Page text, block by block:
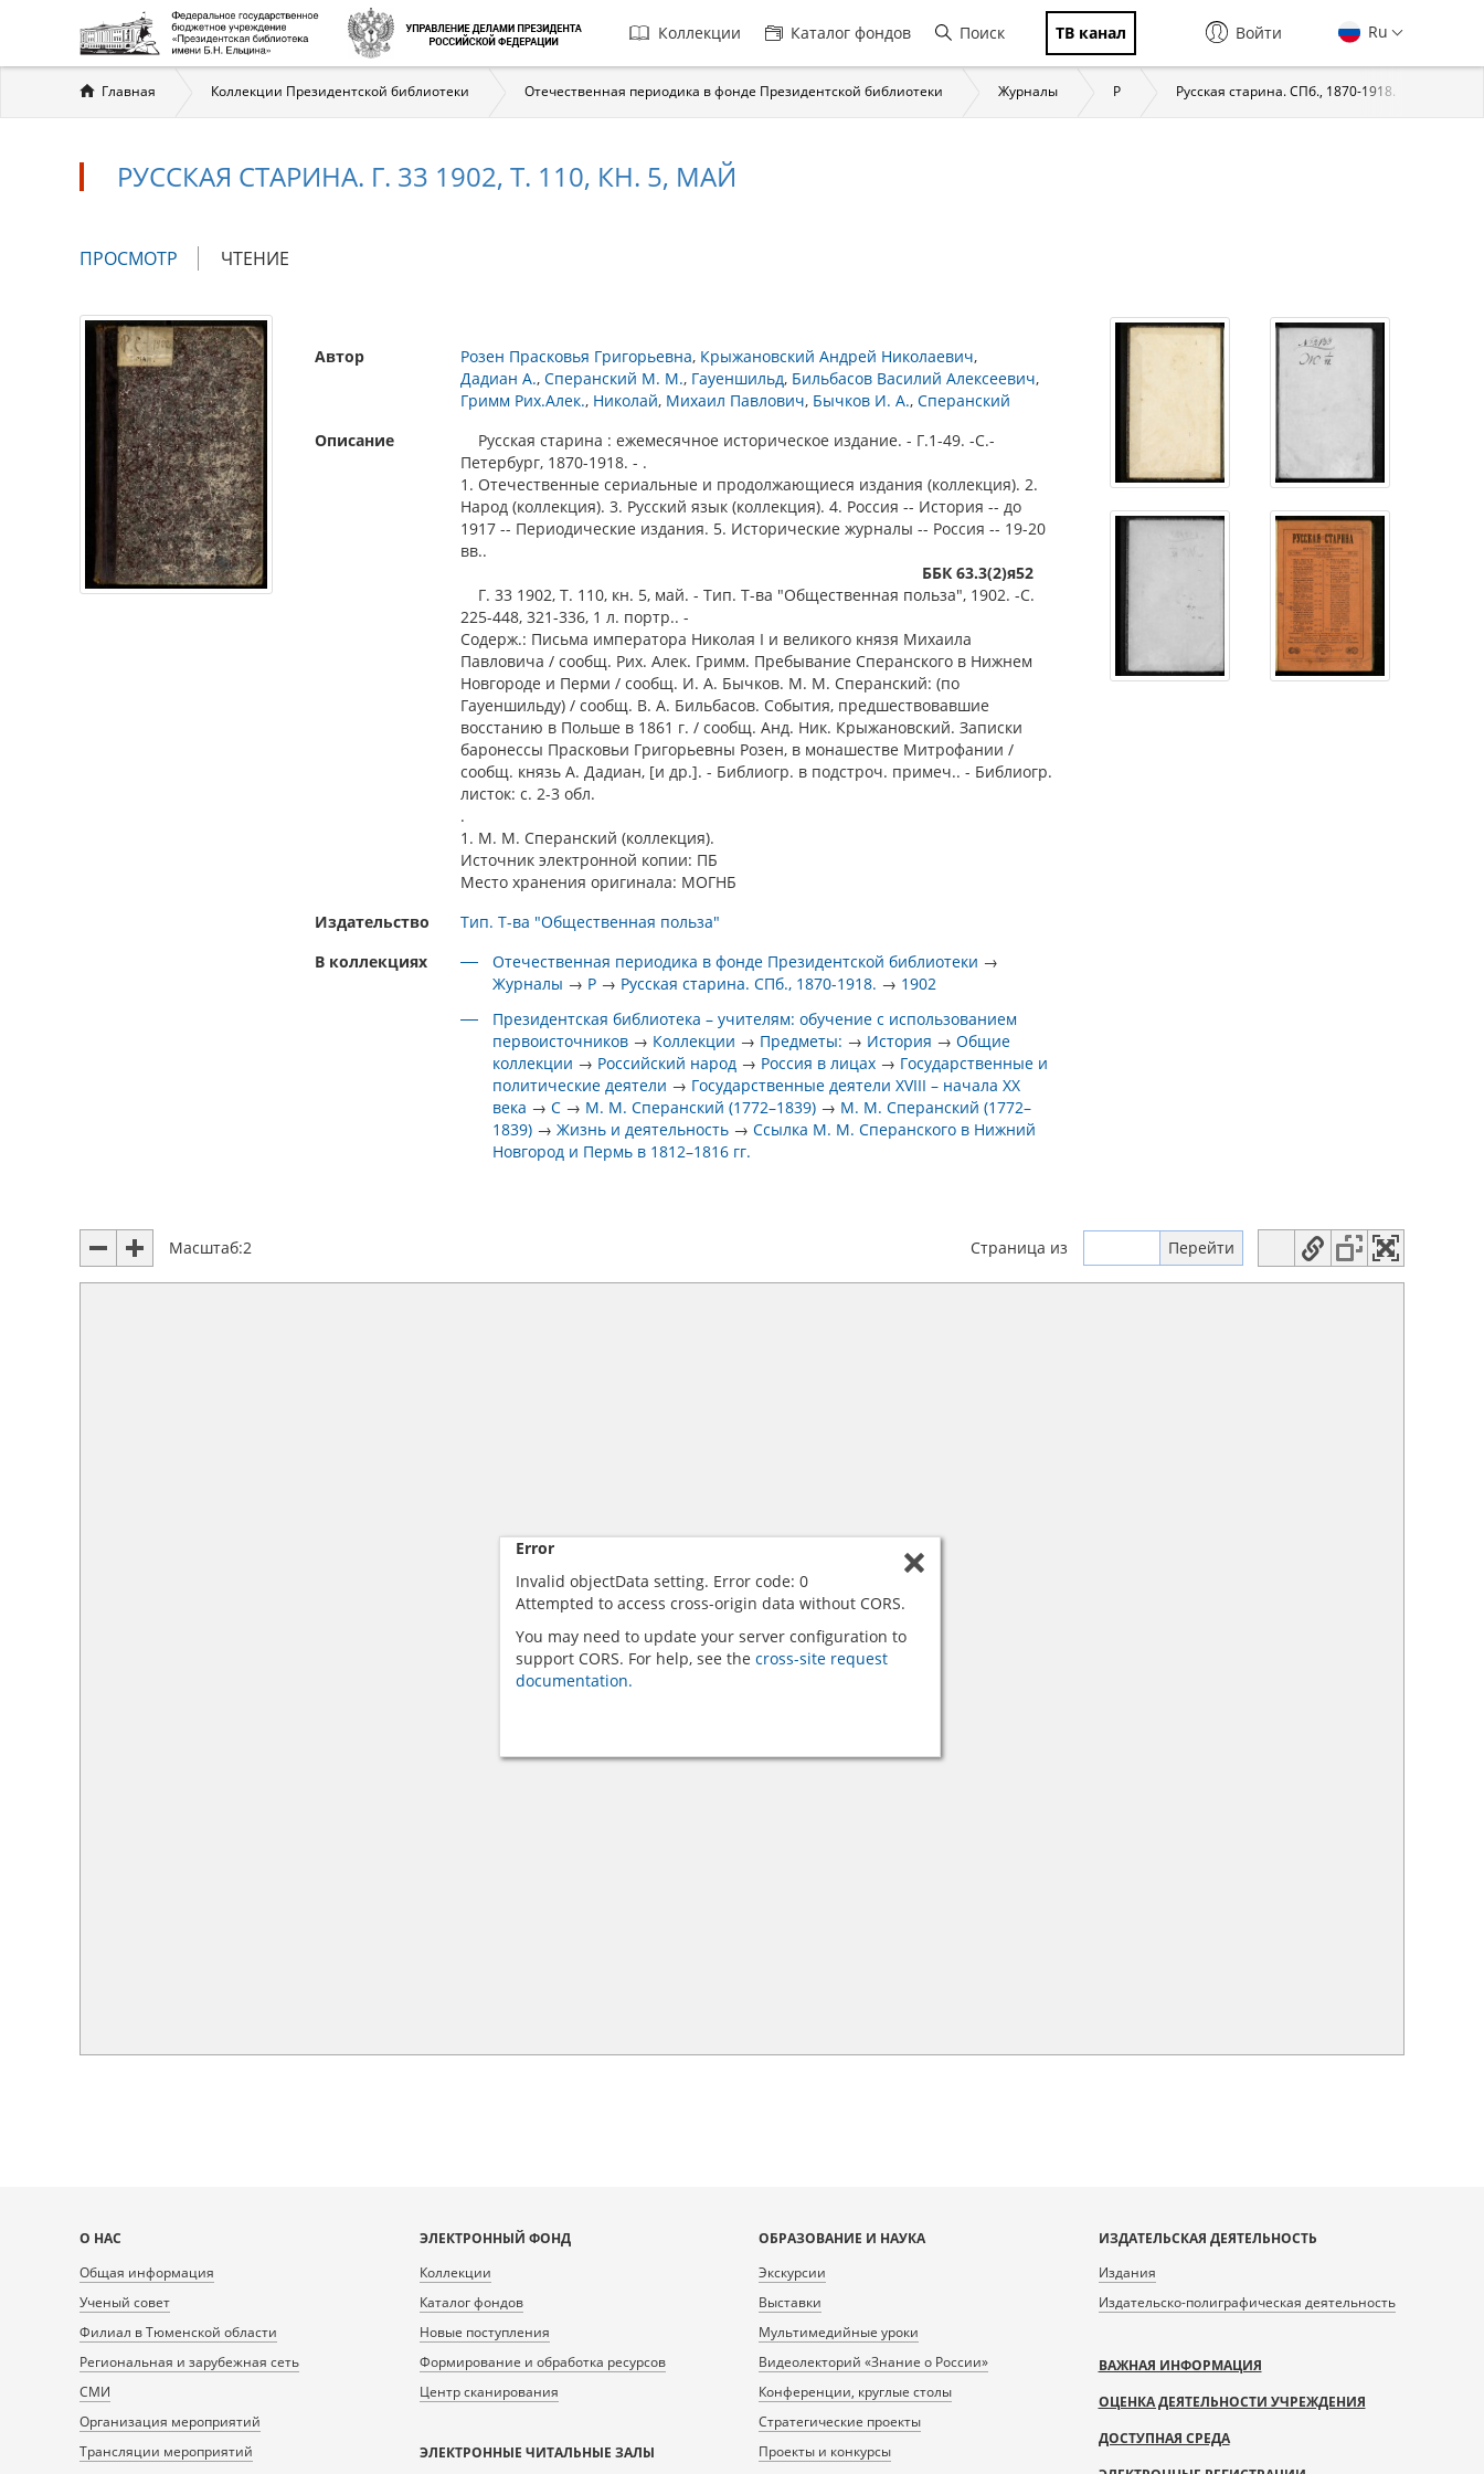
Главная
навигация
Коллекции Каталог фондов Поиск ТВ канал Ru
Войти
Вы
здесь
Главная Коллекции Президентской библиотеки Отечественная периодика в фонде Президентской библиотеки Журналы Р Русская старина. СПб., 1870-1918.
РУССКАЯ СТАРИНА. Г. 33 1902, Т. 110, КН. 5, МАЙ
Главные
ПРОСМОТР (АКТИВНАЯ
ЧТЕНИЕ
Автор Розен Прасковья Григорьевна Крыжановский Андрей Николаевич
Дадиан А. Сперанский М. М. Гауеншильд Бильбасов Василий Алексеевич
Гримм Рих.Алек. Николай Михаил Павлович Бычков И. А. Сперанский
Описание
Русская старина : ежемесячное историческое издание. - Г.1-49. -С.-
Петербург, 1870-1918. - .
1. Отечественные сериальные и продолжающиеся издания (коллекция). 2.
Народ (коллекция). 3. Русский язык (коллекция). 4. Россия -- История -- до
1917 -- Периодические издания. 5. Исторические журналы -- Россия -- 19-20
вв..
ББК 63.3(2)я52
Г. 33 1902, Т. 110, кн. 5, май. - Тип. Т-ва "Общественная польза", 1902. -С.
225-448, 321-336, 1 л. портр.. -
Содерж.: Письма императора Николая I и великого князя Михаила
Павловича / сообщ. Рих. Алек. Гримм. Пребывание Сперанского в Нижнем
Новгороде и Перми / сообщ. И. А. Бычков. М. М. Сперанский: (по
Гауеншильду) / сообщ. В. А. Бильбасов. События, предшествовавшие
восстанию в Польше в 1861 г. / сообщ. Анд. Ник. Крыжановский. Записки
баронессы Прасковьи Григорьевны Розен, в монашестве Митрофании /
сообщ. князь А. Дадиан, [и др.]. - Библиогр. в подстроч. примеч.. - Библиогр.
листок: с. 2-3 обл.
.
1. М. М. Сперанский (коллекция).
Источник электронной копии: ПБ
Место хранения оригинала: МОГНБ
Издательство
Тип. Т-ва "Общественная польза"
В коллекциях
Отечественная периодика в фонде Президентской библиотеки →
Журналы → Р → Русская старина. СПб., 1870-1918. → 1902
Президентская библиотека – учителям: обучение с использованием
первоисточников → Коллекции → Предметы: → История →Общие
коллекции → Российский народ → Россия в лицах → Государственные и
политические деятели → Государственные деятели XVIII – начала XX
века →С → М. М. Сперанский (1772–1839) → М. М. Сперанский (1772–
1839) →Жизнь и деятельность →Ссылка М. М. Сперанского в Нижний
Новгород и Пермь в 1812–1816 гг.
Масштаб:2 Страница из
Error
Invalid objectData setting. Error code: 0
Attempted to access cross-origin data without CORS.
You may need to update your server configuration to
support CORS. For help, see the cross-site request
documentation.
Карта
сайта
О НАС
Общая информация
Ученый совет
Филиал в Тюменской области
Региональная и зарубежная сеть
СМИ
Организация мероприятий
Трансляции мероприятий
ЭЛЕКТРОННЫЙ ФОНД
Коллекции
Каталог фондов
Новые поступления
Формирование и обработка ресурсов
Центр сканирования
ЭЛЕКТРОННЫЕ ЧИТАЛЬНЫЕ ЗАЛЫ
ОБРАЗОВАНИЕ И НАУКА
Экскурсии
Выставки
Мультимедийные уроки
Видеолекторий «Знание о России»
Конференции, круглые столы
Стратегические проекты
Проекты и конкурсы
ИЗДАТЕЛЬСКАЯ ДЕЯТЕЛЬНОСТЬ
Издания
Издательско-полиграфическая деятельность
ВАЖНАЯ ИНФОРМАЦИЯ
ОЦЕНКА ДЕЯТЕЛЬНОСТИ УЧРЕЖДЕНИЯ
ДОСТУПНАЯ СРЕДА